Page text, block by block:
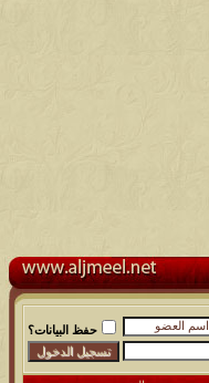
حفظ البيانات؟